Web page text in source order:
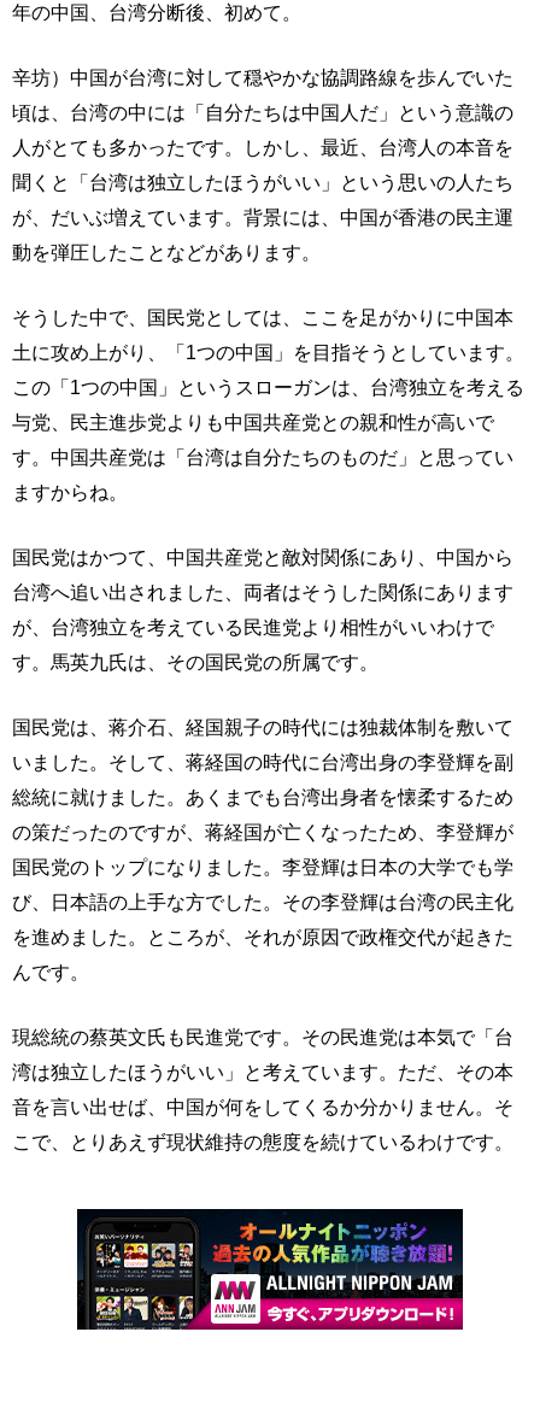
年の中国、台湾分断後、初めて。
辛坊）中国が台湾に対して穏やかな協調路線を歩んでいた
頃は、台湾の中には「自分たちは中国人だ」という意識の
人がとても多かったです。しかし、最近、台湾人の本音を
聞くと「台湾は独立したほうがいい」という思いの人たち
が、だいぶ増えています。背景には、中国が香港の民主運
動を弾圧したことなどがあります。
そうした中で、国民党としては、ここを足がかりに中国本
土に攻め上がり、「1つの中国」を目指そうとしています。
この「1つの中国」というスローガンは、台湾独立を考える
与党、民主進歩党よりも中国共産党との親和性が高いで
す。中国共産党は「台湾は自分たちのものだ」と思ってい
ますからね。
国民党はかつて、中国共産党と敵対関係にあり、中国から
台湾へ追い出されました、両者はそうした関係にあります
が、台湾独立を考えている民進党より相性がいいわけで
す。馬英九氏は、その国民党の所属です。
国民党は、蒋介石、経国親子の時代には独裁体制を敷いて
いました。そして、蒋経国の時代に台湾出身の李登輝を副
総統に就けました。あくまでも台湾出身者を懐柔するため
の策だったのですが、蒋経国が亡くなったため、李登輝が
国民党のトップになりました。李登輝は日本の大学でも学
び、日本語の上手な方でした。その李登輝は台湾の民主化
を進めました。ところが、それが原因で政権交代が起きた
んです。
現総統の蔡英文氏も民進党です。その民進党は本気で「台
湾は独立したほうがいい」と考えています。ただ、その本
音を言い出せば、中国が何をしてくるか分かりません。そ
こで、とりあえず現状維持の態度を続けているわけです。